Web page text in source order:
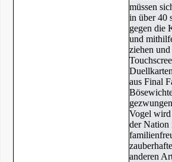
müssen
in über 40
gegen die
und
ziehen
aus Final
Vogel wird
der Nation
anderen